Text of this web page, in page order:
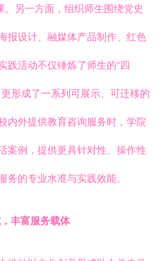
。另一方面，组织师生围绕党史
报设计、融媒体产品制作、红色
践活动不仅锤炼了师生的“四
形成了一系列可展示、可迁移的
内外提供教育咨询服务时，学院
案例，提供更具针对性、操作性
务的专业水准与实践效能。
丰富服务载体